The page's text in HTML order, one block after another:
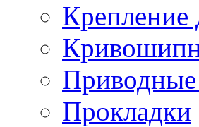
Крепление
Прокладки